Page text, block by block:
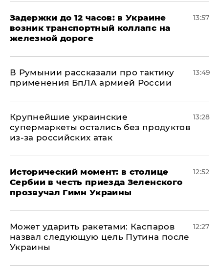
Задержки до 12 часов: в Украине
возник транспортный коллапс на
железной дороге
13:57
В Румынии рассказали про тактику
применения БпЛА армией России
13:49
Крупнейшие украинские
супермаркеты остались без продуктов
из-за российских атак
13:28
Исторический момент: в столице
Сербии в честь приезда Зеленского
прозвучал Гимн Украины
12:52
Может ударить ракетами: Каспаров
назвал следующую цель Путина после
Украины
12:27